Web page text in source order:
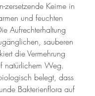
zersetzende Keime in
und feuchten
Aufrechterhaltung
sauberen
die Vermehrung
natürlichem Weg.
belegt, dass
Bakterienflora auf